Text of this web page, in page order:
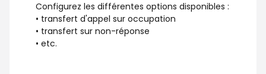
Configurez les différentes options disponibles :
• transfert d'appel sur occupation
• transfert sur non-réponse
• etc.